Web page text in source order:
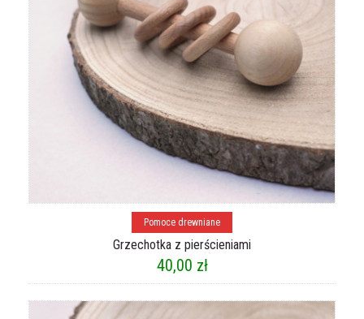
Dodaj do koszyka
Pomoce drewniane
Grzechotka z pierścieniami
40,00 zł